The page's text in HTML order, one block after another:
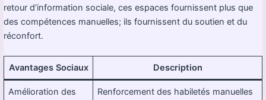
retour d’information sociale, ces espaces fournissent plus que
des compétences manuelles; ils fournissent du soutien et du
réconfort.
Avantages Sociaux Description
Amélioration des
Renforcement des habiletés manuelles